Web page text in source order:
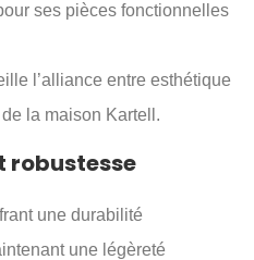
ses pièces fonctionnelles
l’alliance entre esthétique
la maison Kartell.
robustesse
une durabilité
une légèreté